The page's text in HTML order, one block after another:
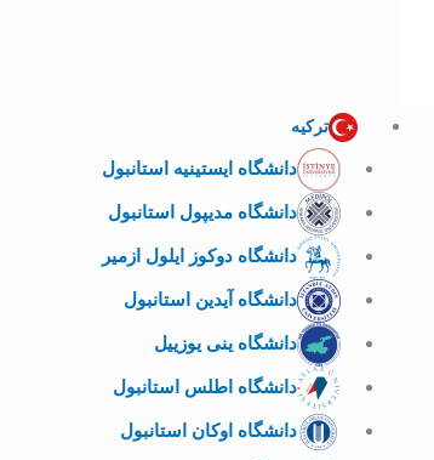
ترکیه
دانشگاه ایستینیه استانبول
دانشگاه مدیپول استانبول
دانشگاه دوکوز ایلول ازمیر
دانشگاه آیدین استانبول
دانشگاه ینی یوزییل
دانشگاه اطلس استانبول
دانشگاه اوکان استانبول